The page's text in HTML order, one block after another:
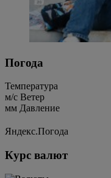
Погода
Температура
м/c Ветер
мм Давление
Яндекс.Погода
Курс валют